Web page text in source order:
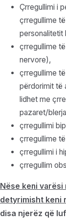
Çrregullimi i
çrregullime
personalitetit
çrregullime
nervore),
çrregullime
përdorimit të
lidhet me
pazaret/
çrregullimi
çrregullime
çrregullimi i
çrregullim
Nëse keni varësi
detyrimisht keni
disa njerëz që